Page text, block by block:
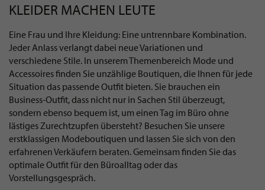
KLEIDER MACHEN LEUTE
Eine Frau und Ihre Kleidung: Eine untrennbare Kombination.
Jeder Anlass verlangt dabei neue Variationen und
verschiedene Stile. In unserem Themenbereich Mode und
Accessoires finden Sie unzählige Boutiquen, die Ihnen für jede
Situation das passende Outfit bieten. Sie brauchen ein
Business-Outfit, dass nicht nur in Sachen Stil überzeugt,
sondern ebenso bequem ist, um einen Tag im Büro ohne
lästiges Zurechtzupfen übersteht? Besuchen Sie unsere
erstklassigen Modeboutiquen und lassen Sie sich von den
erfahrenen Verkäufern beraten. Gemeinsam finden Sie das
optimale Outfit für den Büroalltag oder das
Vorstellungsgespräch.